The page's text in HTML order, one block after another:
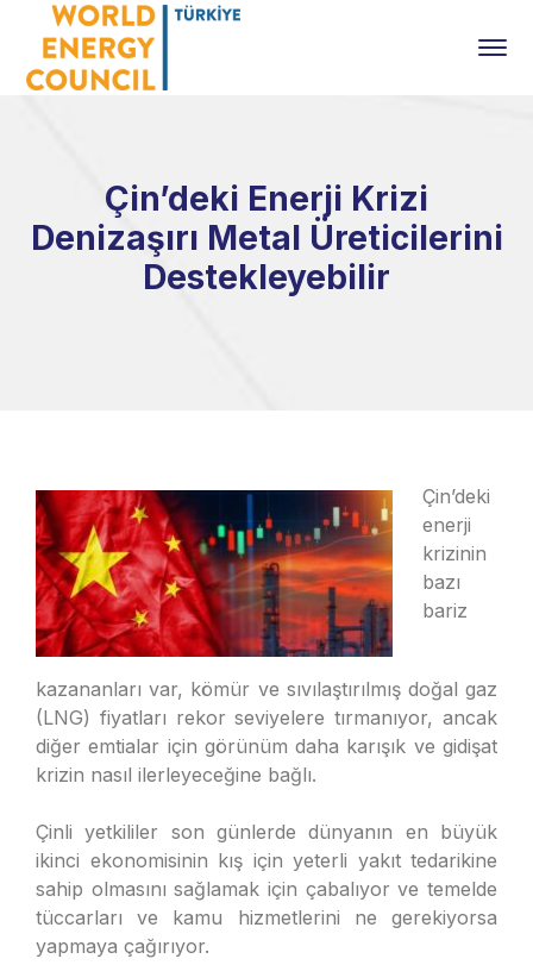
Çin’deki Enerji Krizi
Denizaşırı Metal Üreticilerini
Destekleyebilir
Çin’deki
enerji
krizinin
bazı
bariz
kazananları var, kömür ve sıvılaştırılmış doğal gaz
(LNG) fiyatları rekor seviyelere tırmanıyor, ancak
diğer emtialar için görünüm daha karışık ve gidişat
krizin nasıl ilerleyeceğine bağlı.
Çinli yetkililer son günlerde dünyanın en büyük
ikinci ekonomisinin kış için yeterli yakıt tedarikine
sahip olmasını sağlamak için çabalıyor ve temelde
tüccarları ve kamu hizmetlerini ne gerekiyorsa
yapmaya çağırıyor.